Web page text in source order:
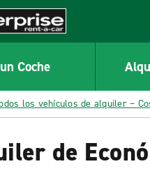
Coche
los vehículos de alquiler –
de